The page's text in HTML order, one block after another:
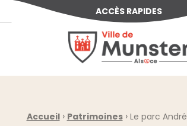
ACCÈS RAPIDES
Ville de Munster
Accueil › Patrimoines › Le parc